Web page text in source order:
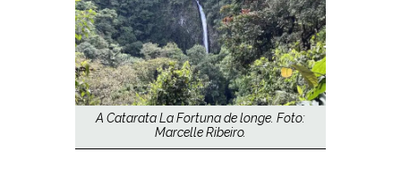
A Catarata La Fortuna de longe. Foto:
Marcelle Ribeiro.